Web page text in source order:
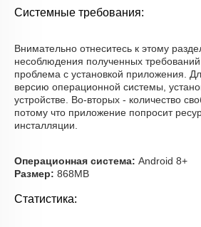
Системные требования:
Внимательно отнеситесь к этому
несоблюдения полученных
проблема с установкой приложения.
версию операционной системы,
устройстве. Во-вторых - количество
потому что приложение попросит
инсталляции.
Операционная система: Android 8+
Размер: 868MB
Статистика: